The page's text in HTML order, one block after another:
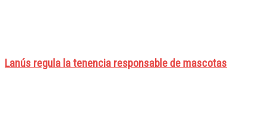
Lanús regula la tenencia responsable de mascotas